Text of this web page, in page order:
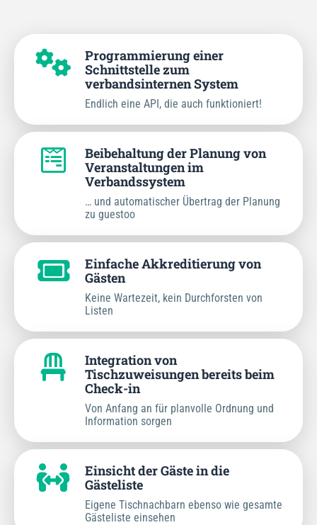
Programmierung einer
Schnittstelle zum
verbandsinternen System
Endlich eine API, die auch funktioniert!
Beibehaltung der Planung von
Veranstaltungen im
Verbandssystem
… und automatischer Übertrag der Planung
zu guestoo
Einfache Akkreditierung von
Gästen
Keine Wartezeit, kein Durchforsten von
Listen
Integration von
Tischzuweisungen bereits beim
Check-in
Von Anfang an für planvolle Ordnung und
Information sorgen
Einsicht der Gäste in die
Gästeliste
Eigene Tischnachbarn ebenso wie gesamte
Gästeliste einsehen